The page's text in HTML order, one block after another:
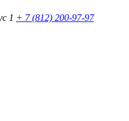
1 + 7 (812) 200-97-97